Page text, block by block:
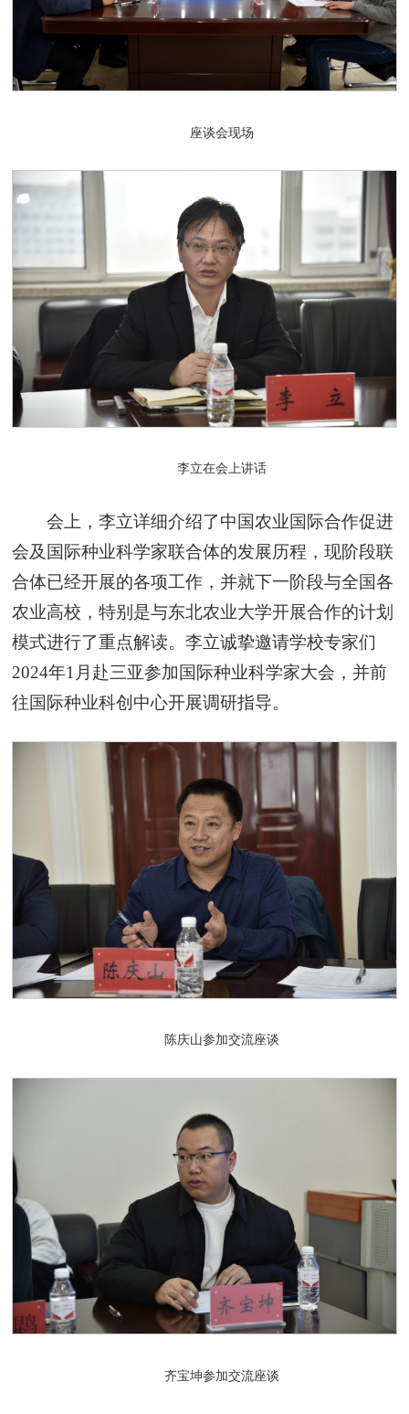
座谈会现场
李立在会上讲话
会上，李立详细介绍了中国农业国际合作促进
会及国际种业科学家联合体的发展历程，现阶段联
合体已经开展的各项工作，并就下一阶段与全国各
农业高校，特别是与东北农业大学开展合作的计划
模式进行了重点解读。李立诚挚邀请学校专家们
2024年1月赴三亚参加国际种业科学家大会，并前
往国际种业科创中心开展调研指导。
陈庆山参加交流座谈
齐宝坤参加交流座谈